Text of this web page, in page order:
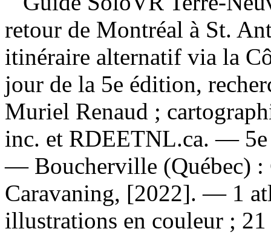
retour de Montréal à St.
itinéraire alternatif via la
jour de la 5e édition,
Muriel Renaud ;
inc. et RDEETNL.ca. —
— Boucherville (Québec) :
Caravaning, [2022]. — 1
illustrations en couleur ;